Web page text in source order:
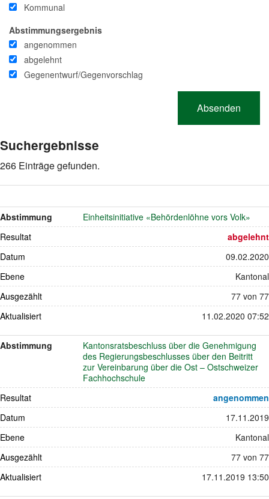
Kommunal
Abstimmungsergebnis
angenommen
abgelehnt
Gegenentwurf/Gegenvorschlag
Suchergebnisse
266 Einträge gefunden.
Abstimmung
Einheitsinitiative «Behördenlöhne vors Volk»
Resultat
abgelehnt
Datum
09.02.2020
Ebene
Kantonal
Ausgezählt
77 von 77
Aktualisiert
11.02.2020 07:52
Abstimmung
Kantonsratsbeschluss über die Genehmigung
des Regierungsbeschlusses über den Beitritt
zur Vereinbarung über die Ost – Ostschweizer
Fachhochschule
Resultat
angenommen
Datum
17.11.2019
Ebene
Kantonal
Ausgezählt
77 von 77
Aktualisiert
17.11.2019 13:50